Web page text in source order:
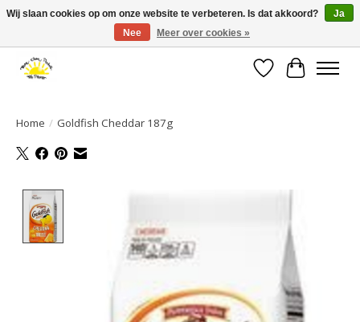
Large selection of products and fast shipping!
Verlanglijst
Home / Goldfish Cheddar 187g
Wij slaan cookies op om onze website te verbeteren. Is dat akkoord?
Ja
Nee
Meer over cookies »